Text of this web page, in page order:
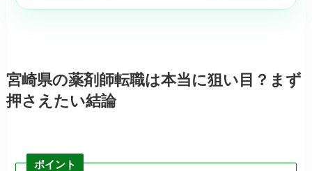
宮崎県の薬剤師転職は本当に狙い目？まず
押さえたい結論
ポイント